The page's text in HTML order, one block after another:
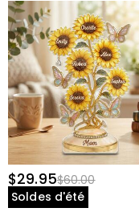
$29.95$60.00
Soldes d'été